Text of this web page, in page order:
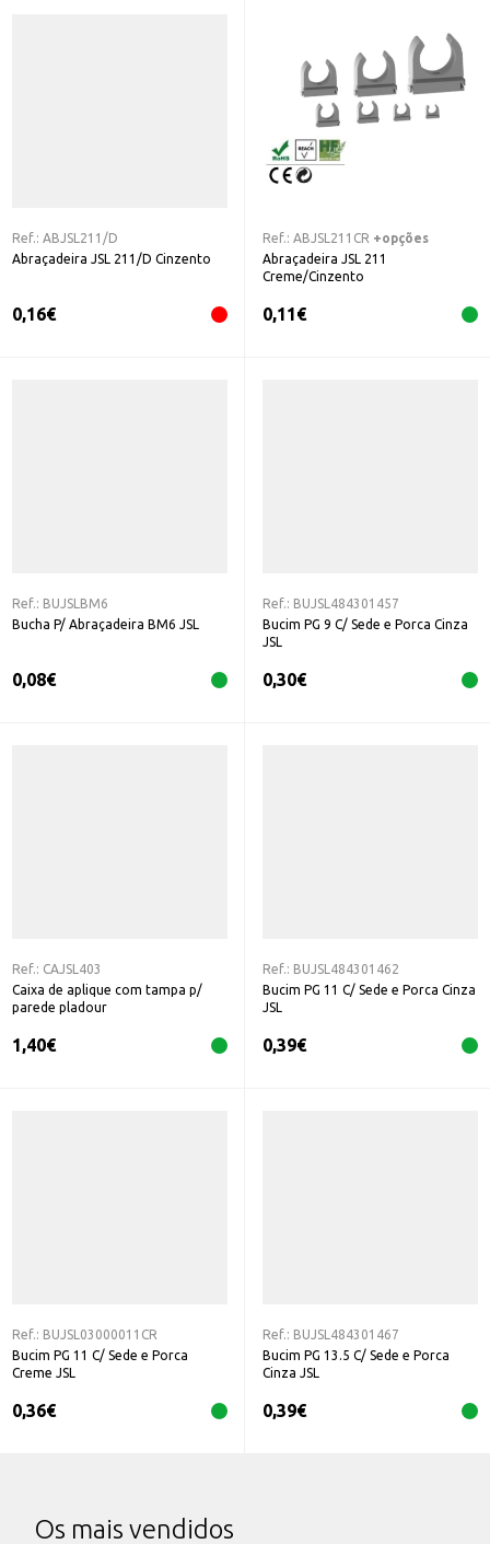
Ref.: ABJSL211/D
Abraçadeira JSL 211/D Cinzento
0,16€
Ref.: ABJSL211CR +opções
Abraçadeira JSL 211
Creme/Cinzento
0,11€
Ref.: BUJSLBM6
Bucha P/ Abraçadeira BM6 JSL
0,08€
Ref.: BUJSL484301457
Bucim PG 9 C/ Sede e Porca Cinza
JSL
0,30€
Ref.: CAJSL403
Caixa de aplique com tampa p/
parede pladour
1,40€
Ref.: BUJSL484301462
Bucim PG 11 C/ Sede e Porca Cinza
JSL
0,39€
Ref.: BUJSL03000011CR
Bucim PG 11 C/ Sede e Porca
Creme JSL
0,36€
Ref.: BUJSL484301467
Bucim PG 13.5 C/ Sede e Porca
Cinza JSL
0,39€
Os mais vendidos